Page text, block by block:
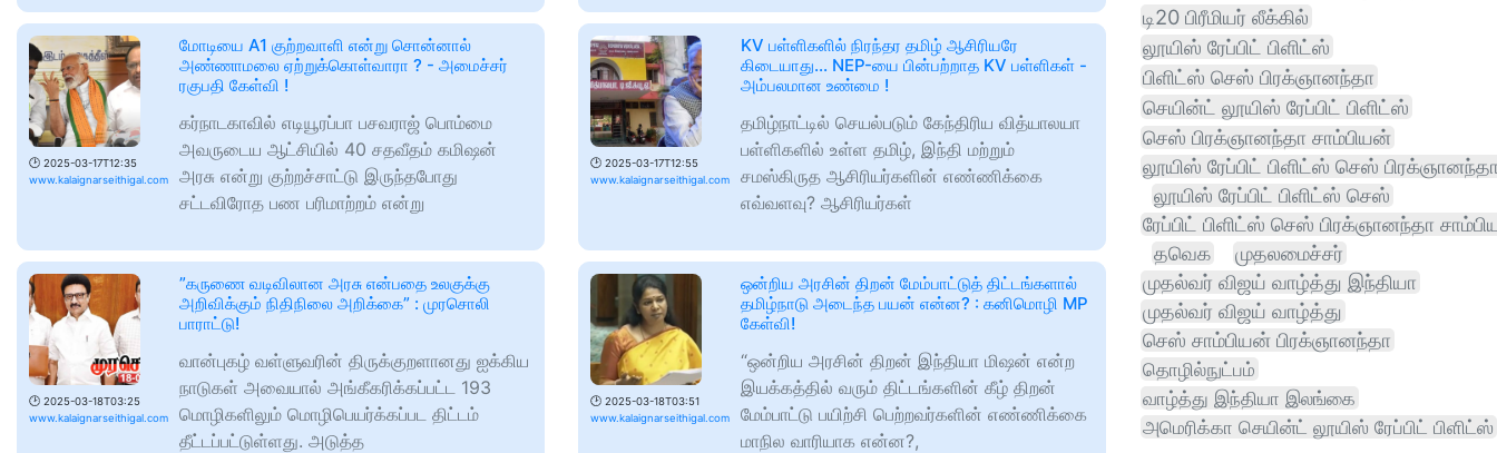
🕑 2025-03-17T12:35
www.kalaignarseithigal.com
மோடியை A1 குற்றவாளி என்று சொன்னால்
அண்ணாமலை ஏற்றுக்கொள்வாரா ? - அமைச்சர்
ரகுபதி கேள்வி !
கர்நாடகாவில் எடியூரப்பா பசவராஜ் பொம்மை
அவருடைய ஆட்சியில் 40 சதவீதம் கமிஷன்
அரசு என்று குற்றச்சாட்டு இருந்தபோது
சட்டவிரோத பண பரிமாற்றம் என்று
🕑 2025-03-17T12:55
www.kalaignarseithigal.com
KV பள்ளிகளில் நிரந்தர தமிழ் ஆசிரியரே
கிடையாது... NEP-யை பின்பற்றாத KV பள்ளிகள் -
அம்பலமான உண்மை !
தமிழ்நாட்டில் செயல்படும் கேந்திரிய வித்யாலயா
பள்ளிகளில் உள்ள தமிழ், இந்தி மற்றும்
சமஸ்கிருத ஆசிரியர்களின் எண்ணிக்கை
எவ்வளவு? ஆசிரியர்கள்
🕑 2025-03-18T03:25
www.kalaignarseithigal.com
”கருணை வடிவிலான அரசு என்பதை உலகுக்கு
அறிவிக்கும் நிதிநிலை அறிக்கை” : முரசொலி
பாராட்டு!
வான்புகழ் வள்ளுவரின் திருக்குறளானது ஐக்கிய
நாடுகள் அவையால் அங்கீகரிக்கப்பட்ட 193
மொழிகளிலும் மொழிபெயர்க்கப்பட திட்டம்
தீட்டப்பட்டுள்ளது. அடுத்த
🕑 2025-03-18T03:51
www.kalaignarseithigal.com
ஒன்றிய அரசின் திறன் மேம்பாட்டுத் திட்டங்களால்
தமிழ்நாடு அடைந்த பயன் என்ன? : கனிமொழி MP
கேள்வி!
“ஒன்றிய அரசின் திறன் இந்தியா மிஷன் என்ற
இயக்கத்தில் வரும் திட்டங்களின் கீழ் திறன்
மேம்பாட்டு பயிற்சி பெற்றவர்களின் எண்ணிக்கை
மாநில வாரியாக என்ன?,
டி20 பிரீமியர் லீக்கில்
லூயிஸ் ரேப்பிட் பிளிட்ஸ்
பிளிட்ஸ் செஸ் பிரக்ஞானந்தா
செயின்ட் லூயிஸ் ரேப்பிட் பிளிட்ஸ்
செஸ் பிரக்ஞானந்தா சாம்பியன்
லூயிஸ் ரேப்பிட் பிளிட்ஸ் செஸ்
லூயிஸ் ரேப்பிட் பிளிட்ஸ் செஸ்
ரேப்பிட் பிளிட்ஸ் செஸ் பிரக்ஞானந்தா
தவெக
முதலமைச்சர்
முதல்வர் விஜய் வாழ்த்து இந்தியா
முதல்வர் விஜய் வாழ்த்து
செஸ் சாம்பியன் பிரக்ஞானந்தா
தொழில்நுட்பம்
வாழ்த்து இந்தியா இலங்கை
அமெரிக்கா செயின்ட் லூயிஸ் ரேப்பிட் பிளிட்ஸ்